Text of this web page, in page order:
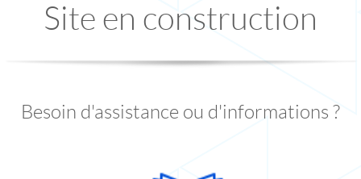
Site en construction
Besoin d'assistance ou d'informations ?